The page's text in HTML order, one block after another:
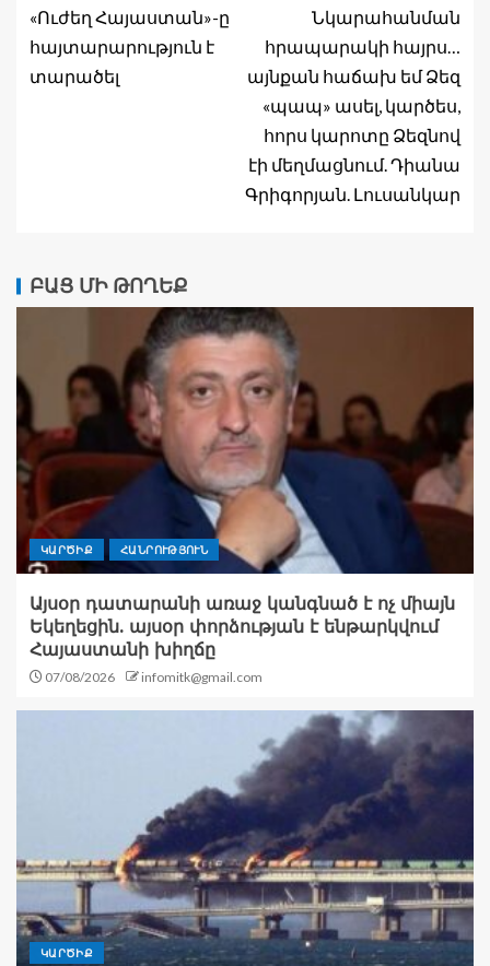
«Ուժեղ Հայաստան»-ը
հայտարարություն է
տարածել
Նկարահանման
հրապարակի հայրս…
այնքան հաճախ եմ Ձեզ
«պապ» ասել, կարծես,
հորս կարոտը Ձեզնով
էի մեղմացնում. Դիանա
Գրիգորյան. Լուսանկար
ԲԱՑ ՄԻ ԹՈՂԵՔ
ԿԱՐԾԻՔ ՀԱՆՐՈՒԹՅՈՒՆ
Այսօր դատարանի առաջ կանգնած է ոչ միայն
Եկեղեցին. այսօր փորձության է ենթարկվում
Հայաստանի խիղճը
07/08/2026 infomitk@gmail.com
ԿԱՐԾԻՔ